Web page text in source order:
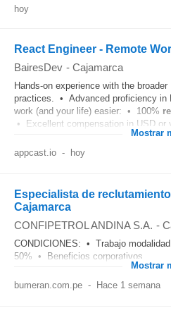
hoy
React Engineer - Remote
BairesDev - Cajamarca
Hands-on experience with the
practices. • Advanced proficiency in
work (and your life) easier: • 100%
• Excellent compensation in USD or
Mostrar
appcast.io - hoy
Especialista de
Cajamarca
CONFIPETROL ANDINA S.A. -
CONDICIONES: • Trabajo
50% • Beneficios corporativos...
Mostrar
bumeran.com.pe - Hace 1 semana